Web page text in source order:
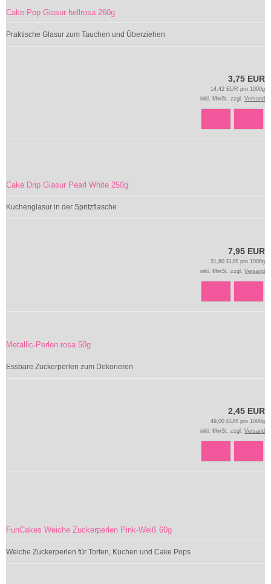
Cake-Pop Glasur hellrosa 260g
Praktische Glasur zum Tauchen und Überziehen
3,75 EUR
14,42 EUR pro 1000g
inkl. MwSt. zzgl. Versand
Cake Drip Glasur Pearl White 250g
Kuchenglasur in der Spritzflasche
7,95 EUR
31,80 EUR pro 1000g
inkl. MwSt. zzgl. Versand
Metallic-Perlen rosa 50g
Essbare Zuckerperlen zum Dekorieren
2,45 EUR
49,00 EUR pro 1000g
inkl. MwSt. zzgl. Versand
FunCakes Weiche Zuckerperlen Pink-Weiß 60g
Weiche Zuckerperlen für Torten, Kuchen und Cake Pops